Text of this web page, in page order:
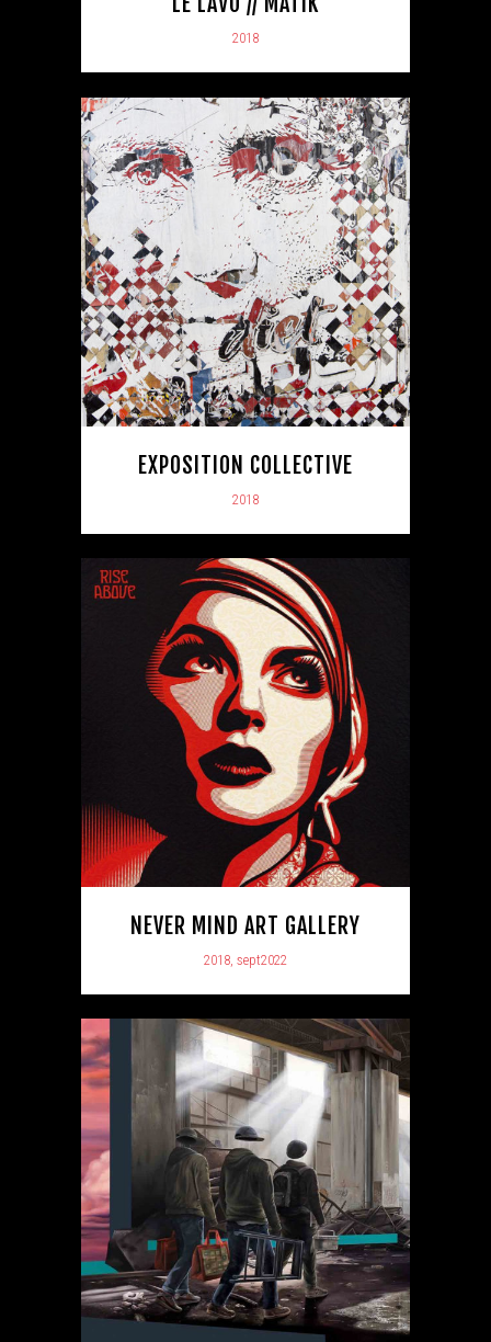
2018
EXPOSITION COLLECTIVE
2018
NEVER MIND ART GALLERY
2018, sept2022